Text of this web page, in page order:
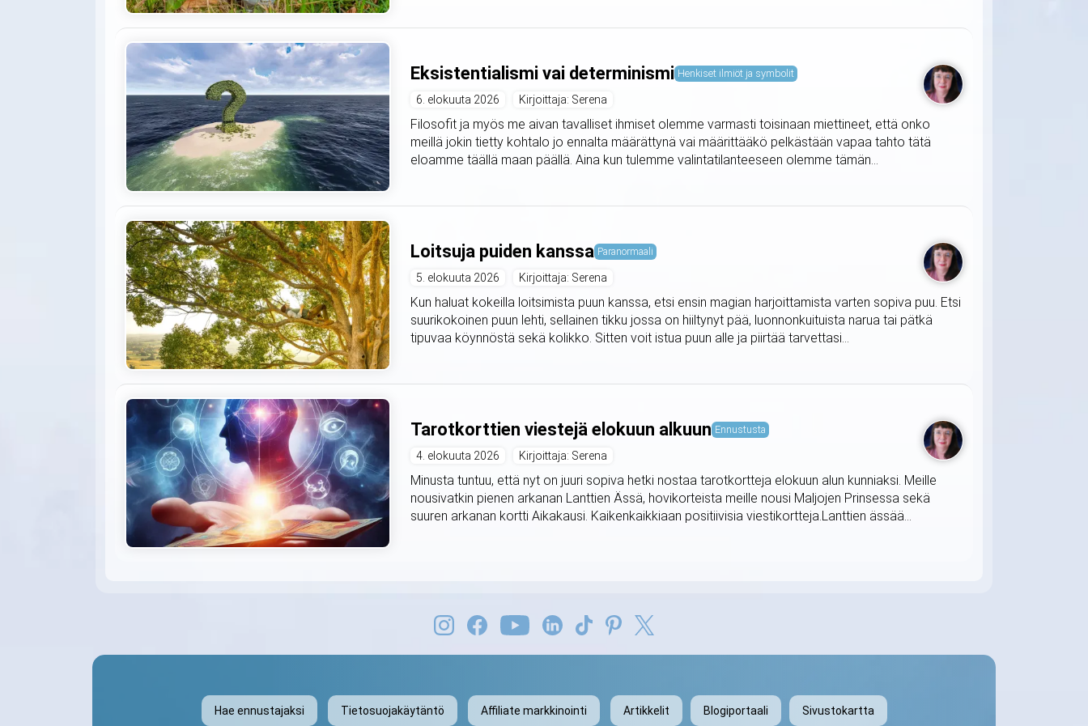
Eksistentialismi vai determinismi Henkiset ilmiöt ja symbolit
6. elokuuta 2026 Kirjoittaja: Serena
Filosofit ja myös me aivan tavalliset ihmiset olemme varmasti toisinaan miettineet, että onko
meillä jokin tietty kohtalo jo ennalta määrättynä vai määrittääkö pelkästään vapaa tahto tätä
eloamme täällä maan päällä. Aina kun tulemme valintatilanteeseen olemme tämän...
Loitsuja puiden kanssa Paranormaali
5. elokuuta 2026 Kirjoittaja: Serena
Kun haluat kokeilla loitsimista puun kanssa, etsi ensin magian harjoittamista varten sopiva puu. Etsi
suurikokoinen puun lehti, sellainen tikku jossa on hiiltynyt pää, luonnonkuituista narua tai pätkä
tipuvaa köynnöstä sekä kolikko. Sitten voit istua puun alle ja piirtää tarvettasi...
Tarotkorttien viestejä elokuun alkuun Ennustusta
4. elokuuta 2026 Kirjoittaja: Serena
Minusta tuntuu, että nyt on juuri sopiva hetki nostaa tarotkortteja elokuun alun kunniaksi. Meille
nousivatkin pienen arkanan Lanttien Ässä, hovikorteista meille nousi Maljojen Prinsessa sekä
suuren arkanan kortti Aikakausi. Kaikenkaikkiaan positiivisia viestikortteja.Lanttien ässää...
Hae ennustajaksi Tietosuojakäytäntö Affiliate markkinointi Artikkelit Blogiportaali Sivustokartta